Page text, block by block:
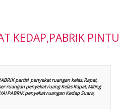
KEDAP,PABRIK PINTU
partisi penyekat ruangan kelas, Rapat,
ruanganpenyekat ruang KelasRapat, Miting
PABRIK penyekat ruangan Kedap Suara,